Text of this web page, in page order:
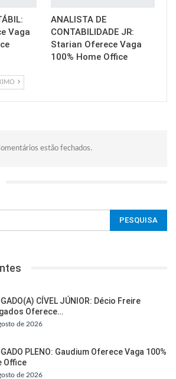
Vaga
ANALISTA DE
CONTABILIDADE JR:
Starian Oferece Vaga
100% Home Office
estão fechados.
CÍVEL JÚNIOR: Décio Freire
Oferece…
de 2026
PLENO: Gaudium Oferece Vaga 100%
Office
de 2026